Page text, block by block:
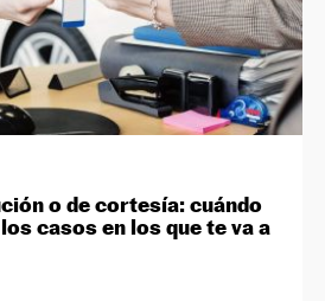
o de cortesía: cuándo
casos en los que te va a